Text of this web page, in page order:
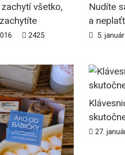
všetko,
2425
Nudíte
a
5.
27.